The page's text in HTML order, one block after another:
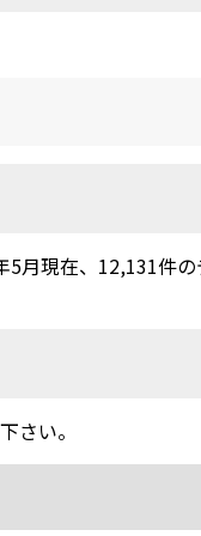
5月現在、12,131件
さい。